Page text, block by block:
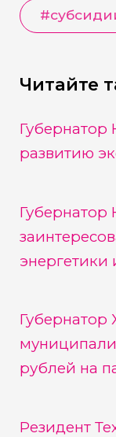
#
Читайте
Губернатор
развитию
энергетики
рублей на
Резидент